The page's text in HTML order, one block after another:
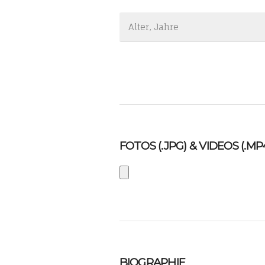
FOTOS (.JPG) & VIDEOS
BIOGRAPHIE